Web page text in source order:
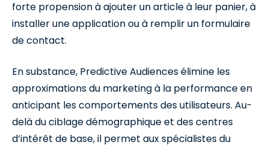
forte propension à ajouter un article à leur panier, à
installer une application ou à remplir un formulaire
de contact.
En substance, Predictive Audiences élimine les
approximations du marketing à la performance en
anticipant les comportements des utilisateurs. Au-
delà du ciblage démographique et des centres
d’intérêt de base, il permet aux spécialistes du